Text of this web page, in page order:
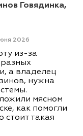
Говядинка,
2026
из-за
разных
а владелец
нужна
мясном
как помогли
стоит такая